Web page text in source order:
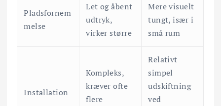
Pladsfornem
melse
Let og åbent
udtryk,
virker større
Mere visuelt
tungt, især i
små rum
Installation
Kompleks,
kræver ofte
flere
Relativt
simpel
udskiftning
ved